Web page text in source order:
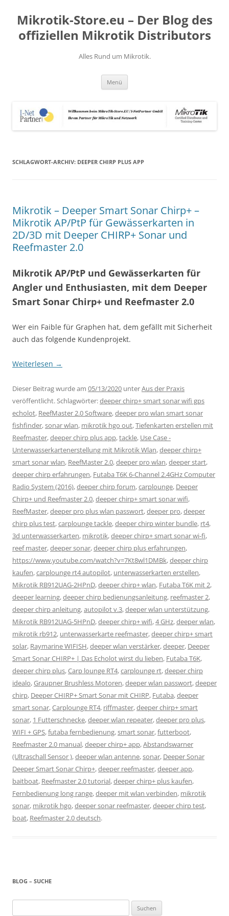
springen
Mikrotik-Store.eu – Der Blog des
offiziellen Mikrotik Distributors
Alles Rund um Mikrotik.
Menü
SCHLAGWORT-ARCHIV: DEEPER CHIRP PLUS APP
Mikrotik – Deeper Smart Sonar Chirp+ –
Mikrotik AP/PtP für Gewässerkarten in
2D/3D mit Deeper CHIRP+ Sonar und
Reefmaster 2.0
Mikrotik AP/PtP und Gewässerkarten für
Angler und Enthusiasten, mit dem Deeper
Smart Sonar Chirp+ und Reefmaster 2.0
Wer ein Faible für Graphen hat, dem gefällt mit Sicherheit
auch das folgende Kundenprojekt.
Weiterlesen →
Dieser Beitrag wurde am 05/13/2020 unterAus der Praxis
veröffentlicht. Schlagwörter:deeper chirp+ smart sonar wifi gps
echolot, ReefMaster 2.0 Software,deeper pro wlan smart sonar
fishfinder,sonar wlan, mikrotik hgo out,Tiefenkarten erstellen mit
Reefmaster,deeper chirp plus app,tackle, Use Case -
Unterwasserkartenerstellung mit Mikrotik Wlan,deeper chirp+
smart sonar wlan, ReefMaster 2.0,deeper pro wlan,deeper start,
deeper chirp erfahrungen, Futaba T6K 6-Channel 2.4GHz Computer
Radio System (2016),deeper chirp forum,carplounge, Deeper
Chirp+ und Reefmaster 2.0,deeper chirp+ smart sonar wifi,
ReefMaster,deeper pro plus wlan passwort,deeper pro,deeper
chirp plus test,carplounge tackle,deeper chirp winter bundle, rt4,
3d unterwasserkarten, mikrotik,deeper chirp+ smart sonar wi-fi,
reef master,deeper sonar,deeper chirp plus erfahrungen,
https://www.youtube.com/watch?v=7Kt8wl1DMBk,deeper chirp
kaufen,carplounge rt4 autopilot, unterwasserkarten erstellen,
Mikrotik RB912UAG-2HPnD,deeper chirp+ wlan, Futaba T6K mit 2,
deeper learning,deeper chirp bedienungsanleitung, reefmaster 2,
deeper chirp anleitung,autopilot v.3,deeper wlan unterstützung,
Mikrotik RB912UAG-5HPnD,deeper chirp+ wifi,4 GHz,deeper wlan,
mikrotik rb912, unterwasserkarte reefmaster,deeper chirp+ smart
solar, Raymarine WIFISH,deeper wlan verstärker,deeper, Deeper
Smart Sonar CHIRP+ | Das Echolot wirst du lieben, Futaba T6K,
deeper chirp plus,Carp lounge RT4,carplounge rt,deeper chirp
idealo,Graupner Brushless Motoren,deeper wlan passwort,deeper
chirp, Deeper CHIRP+ Smart Sonar mit CHIRP, Futaba,deeper
smart sonar,Carplounge RT4, riffmaster,deeper chirp+ smart
sonar, 1 Futterschnecke,deeper wlan repeater,deeper pro plus,
WIFI + GPS,futaba fernbedienung,smart sonar,futterboot,
Reefmaster 2.0 manual,deeper chirp+ app,Abstandswarner
(Ultraschall Sensor ),deeper wlan antenne,sonar, Deeper Sonar
Deeper Smart Sonar Chirp+,deeper reefmaster,deeper app,
baitboat, Reefmaster 2.0 tutorial,deeper chirp+ plus kaufen,
Fernbedienung long range,deeper mit wlan verbinden, mikrotik
sonar, mikrotik hgo,deeper sonar reefmaster,deeper chirp test,
boat, Reefmaster 2.0 deutsch.
BLOG – SUCHE